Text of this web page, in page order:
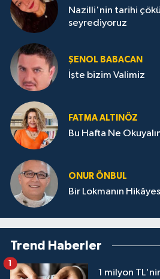
Nazilli'nin tarihi
seyrediyoruz
ŞENOL BABACAN
İşte bizim Valimiz
FATMA ALTINÖZ
Bu Hafta Ne
ONUR ÖNBUL
Bir Lokmanın
Trend Haberler
1 milyon
1